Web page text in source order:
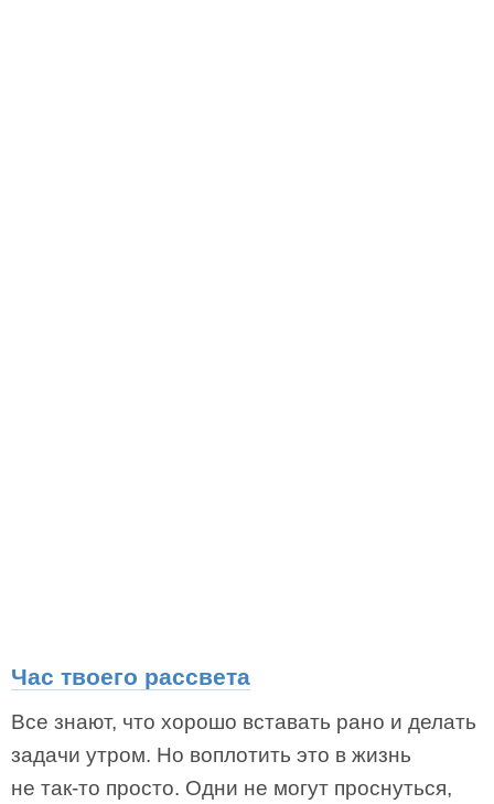
Час твоего рассвета
Все знают, что хорошо вставать рано и делать
задачи утром. Но воплотить это в жизнь
не так-то просто. Одни не могут проснуться,